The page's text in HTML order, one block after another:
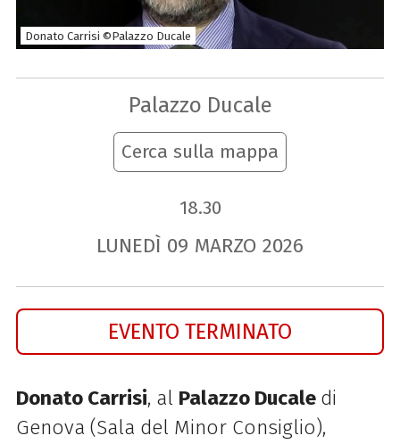
Donato Carrisi ©Palazzo Ducale
Palazzo Ducale
Cerca sulla mappa
18.30
LUNEDÌ 09 MARZO 2026
EVENTO TERMINATO
Donato Carrisi, al Palazzo Ducale di
Genova (Sala del Minor Consiglio),